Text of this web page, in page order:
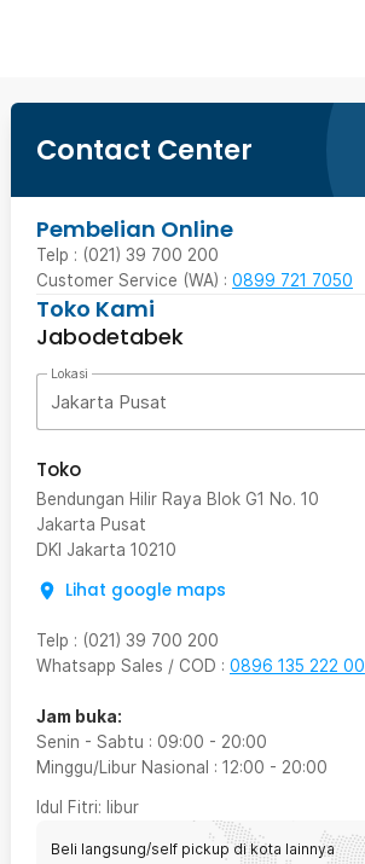
Contact Center
Pembelian Online
Telp : (021) 39 700 200
Customer Service (WA) : 0899 721 7050
Toko Kami
Jabodetabek
Lokasi
Jakarta Pusat
Toko
Bendungan Hilir Raya Blok G1 No. 10
Jakarta Pusat
DKI Jakarta 10210
Lihat google maps
Telp : (021) 39 700 200
Whatsapp Sales / COD : 0896 135 222 00
Jam buka:
Senin - Sabtu : 09:00 - 20:00
Minggu/Libur Nasional : 12:00 - 20:00
Idul Fitri: libur
Beli langsung/self pickup di kota lainnya